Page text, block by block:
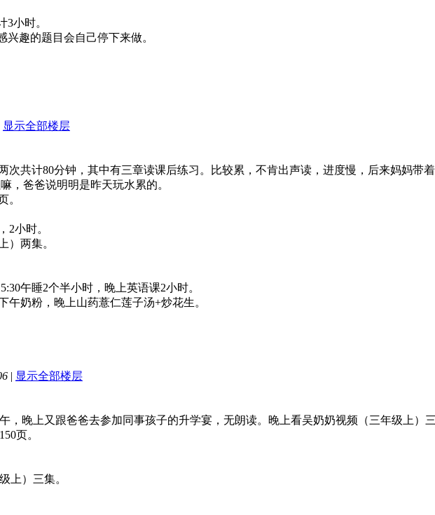
小时。
趣的题目会自己停下来做。
显示全部楼层
次共计80分钟，其中有三章读课后练习。比较累，不肯出声读，进度慢，后来妈妈带
，爸爸说明明是昨天玩水累的。
。
2小时。
）两集。
午睡2个半小时，晚上英语课2小时。
午奶粉，晚上山药薏仁莲子汤+炒花生。
| 显示全部楼层
，晚上又跟爸爸去参加同事孩子的升学宴，无朗读。晚上看吴奶奶视频（三年级上）三
页。
上）三集。